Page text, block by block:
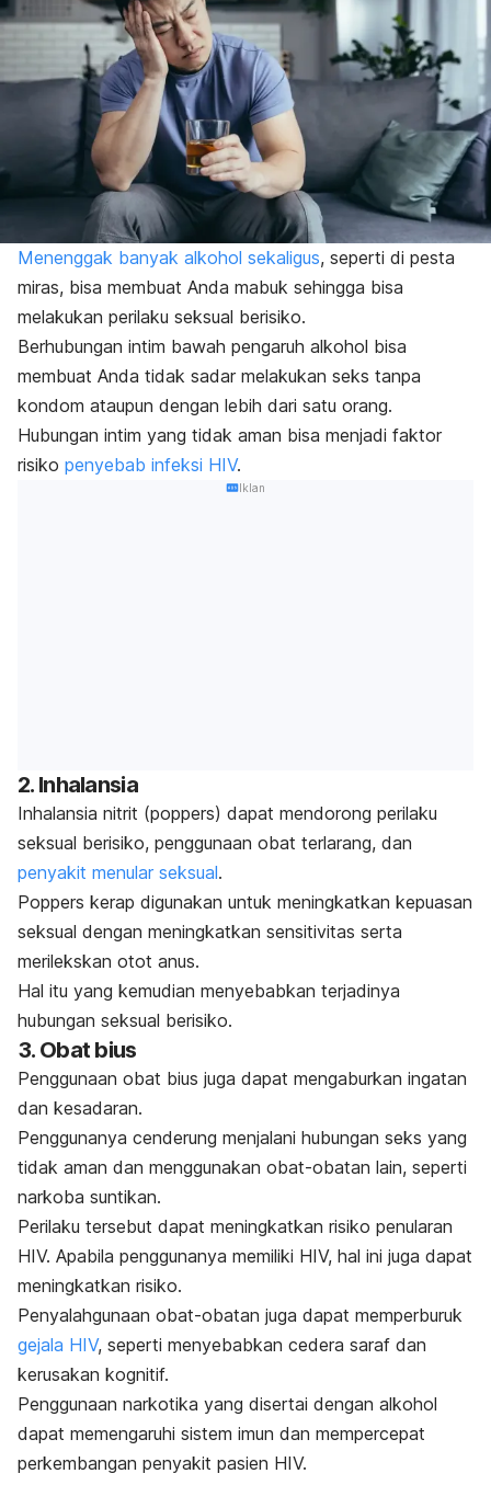
Menenggak banyak alkohol sekaligus, seperti di pesta
miras, bisa membuat Anda mabuk sehingga bisa
melakukan perilaku seksual berisiko.
Berhubungan intim bawah pengaruh alkohol bisa
membuat Anda tidak sadar melakukan seks tanpa
kondom ataupun dengan lebih dari satu orang.
Hubungan intim yang tidak aman bisa menjadi faktor
risiko penyebab infeksi HIV.
Iklan
2. Inhalansia
Inhalansia nitrit (poppers) dapat mendorong perilaku
seksual berisiko, penggunaan obat terlarang, dan
penyakit menular seksual.
Poppers kerap digunakan untuk meningkatkan kepuasan
seksual dengan meningkatkan sensitivitas serta
merilekskan otot anus.
Hal itu yang kemudian menyebabkan terjadinya
hubungan seksual berisiko.
3. Obat bius
Penggunaan obat bius juga dapat mengaburkan ingatan
dan kesadaran.
Penggunanya cenderung menjalani hubungan seks yang
tidak aman dan menggunakan obat-obatan lain, seperti
narkoba suntikan.
Perilaku tersebut dapat meningkatkan risiko penularan
HIV. Apabila penggunanya memiliki HIV, hal ini juga dapat
meningkatkan risiko.
Penyalahgunaan obat-obatan juga dapat memperburuk
gejala HIV, seperti menyebabkan cedera saraf dan
kerusakan kognitif.
Penggunaan narkotika yang disertai dengan alkohol
dapat memengaruhi sistem imun dan mempercepat
perkembangan penyakit pasien HIV.